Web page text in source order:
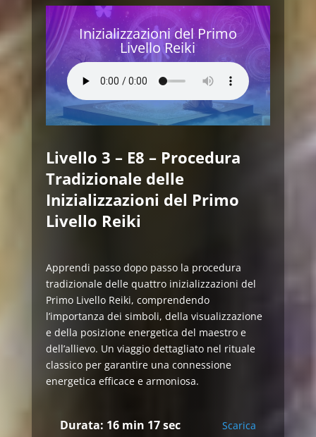
Inizializzazioni del Primo
Livello Reiki
Livello 3 – E8 – Procedura
Tradizionale delle
Inizializzazioni del Primo
Livello Reiki
Apprendi passo dopo passo la procedura
tradizionale delle quattro inizializzazioni del
Primo Livello Reiki, comprendendo
l’importanza dei simboli, della visualizzazione
e della posizione energetica del maestro e
dell’allievo. Un viaggio dettagliato nel rituale
classico per garantire una connessione
energetica efficace e armoniosa.
Durata: 16 min 17 sec Scarica